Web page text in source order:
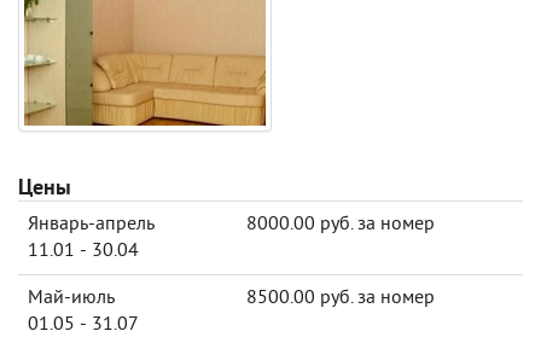
Цены
Январь-апрель
11.01 - 30.04
8000.00 руб. за номер
Май-июль
01.05 - 31.07
8500.00 руб. за номер